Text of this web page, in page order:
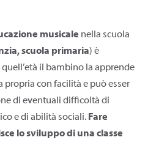
musicale nella scuola
scuola primaria) è
il bambino la apprende
propria con facilità e può esser
di eventuali difficoltà di
e di abilità sociali. Fare
lo sviluppo di una classe